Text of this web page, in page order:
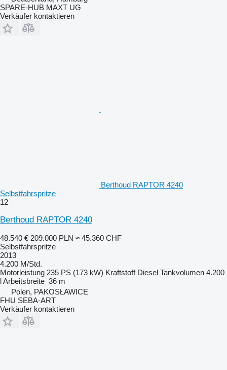
SPARE-HUB MAXT UG
Verkäufer kontaktieren
Berthoud RAPTOR 4240
Selbstfahrspritze
12
Berthoud RAPTOR 4240
48.540 € 209.000 PLN ≈ 45.360 CHF
Selbstfahrspritze
2013
4.200 M/Std.
Motorleistung 235 PS (173 kW) Kraftstoff Diesel Tankvolumen 4.200
lArbeitsbreite 36 m
Polen, PAKOSŁAWICE
FHU SEBA-ART
Verkäufer kontaktieren